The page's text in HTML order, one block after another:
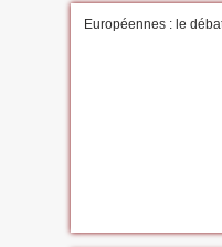
Européennes : le